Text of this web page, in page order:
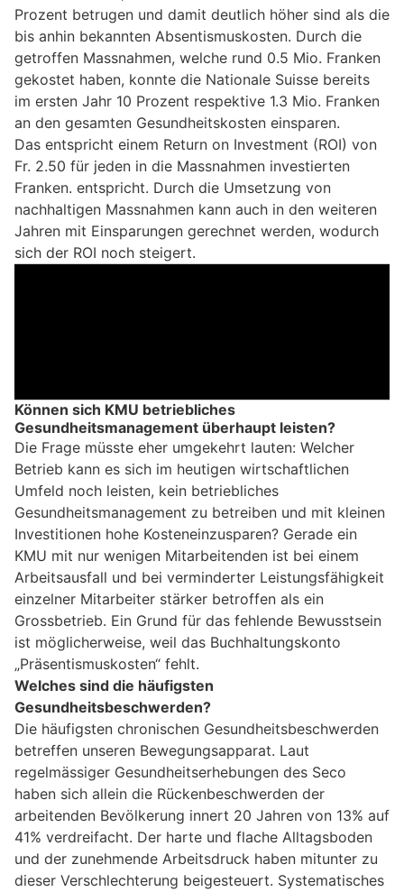
Prozent betrugen und damit deutlich höher sind als die
bis anhin bekannten Absentismuskosten. Durch die
getroffen Massnahmen, welche rund 0.5 Mio. Franken
gekostet haben, konnte die Nationale Suisse bereits
im ersten Jahr 10 Prozent respektive 1.3 Mio. Franken
an den gesamten Gesundheitskosten einsparen.
Das entspricht einem Return on Investment (ROI) von
Fr. 2.50 für jeden in die Massnahmen investierten
Franken. entspricht. Durch die Umsetzung von
nachhaltigen Massnahmen kann auch in den weiteren
Jahren mit Einsparungen gerechnet werden, wodurch
sich der ROI noch steigert.
Können sich KMU betriebliches
Gesundheitsmanagement überhaupt leisten?
Die Frage müsste eher umgekehrt lauten: Welcher
Betrieb kann es sich im heutigen wirtschaftlichen
Umfeld noch leisten, kein betriebliches
Gesundheitsmanagement zu betreiben und mit kleinen
Investitionen hohe Kosteneinzusparen? Gerade ein
KMU mit nur wenigen Mitarbeitenden ist bei einem
Arbeitsausfall und bei verminderter Leistungsfähigkeit
einzelner Mitarbeiter stärker betroffen als ein
Grossbetrieb. Ein Grund für das fehlende Bewusstsein
ist möglicherweise, weil das Buchhaltungskonto
„Präsentismuskosten“ fehlt.
Welches sind die häufigsten
Gesundheitsbeschwerden?
Die häufigsten chronischen Gesundheitsbeschwerden
betreffen unseren Bewegungsapparat. Laut
regelmässiger Gesundheitserhebungen des Seco
haben sich allein die Rückenbeschwerden der
arbeitenden Bevölkerung innert 20 Jahren von 13% auf
41% verdreifacht. Der harte und flache Alltagsboden
und der zunehmende Arbeitsdruck haben mitunter zu
dieser Verschlechterung beigesteuert. Systematisches